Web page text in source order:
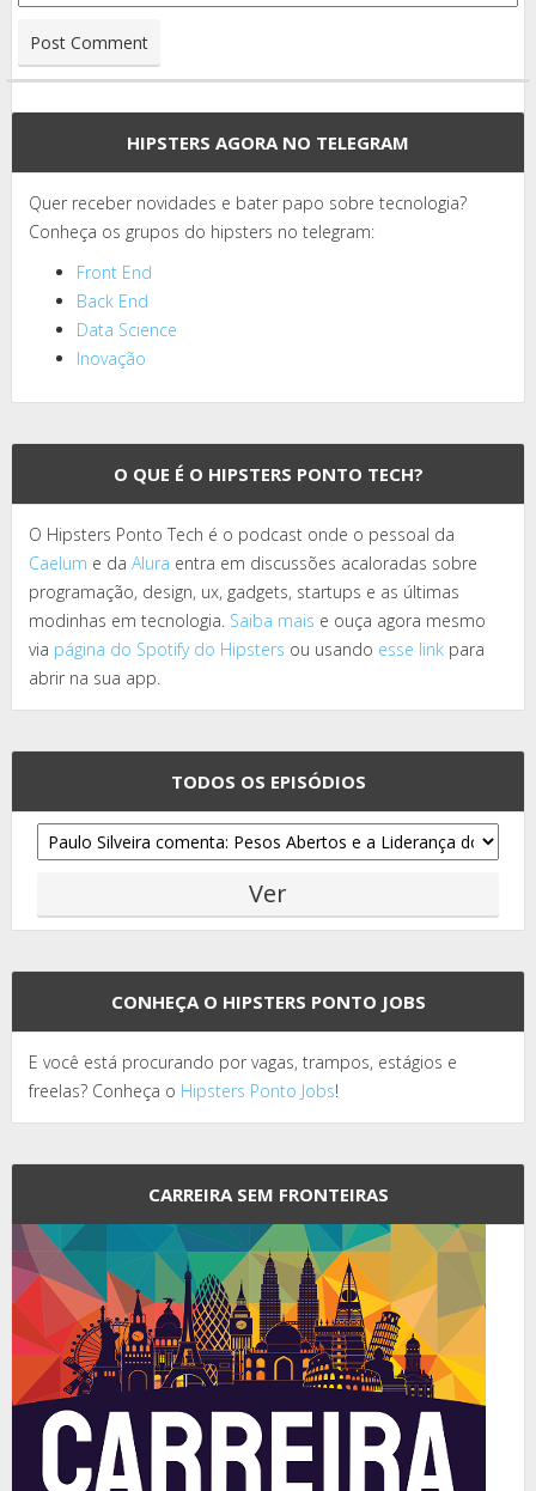
HIPSTERS AGORA NO TELEGRAM
Quer receber novidades e bater papo sobre tecnologia?
Conheça os grupos do hipsters no telegram:
Front End
Back End
Data Science
Inovação
O QUE É O HIPSTERS PONTO TECH?
O Hipsters Ponto Tech é o podcast onde o pessoal da
Caelum e da Alura entra em discussões acaloradas sobre
programação, design, ux, gadgets, startups e as últimas
modinhas em tecnologia. Saiba mais e ouça agora mesmo
via página do Spotify do Hipsters ou usando esse link para
abrir na sua app.
TODOS OS EPISÓDIOS
CONHEÇA O HIPSTERS PONTO JOBS
E você está procurando por vagas, trampos, estágios e
freelas? Conheça o Hipsters Ponto Jobs!
CARREIRA SEM FRONTEIRAS